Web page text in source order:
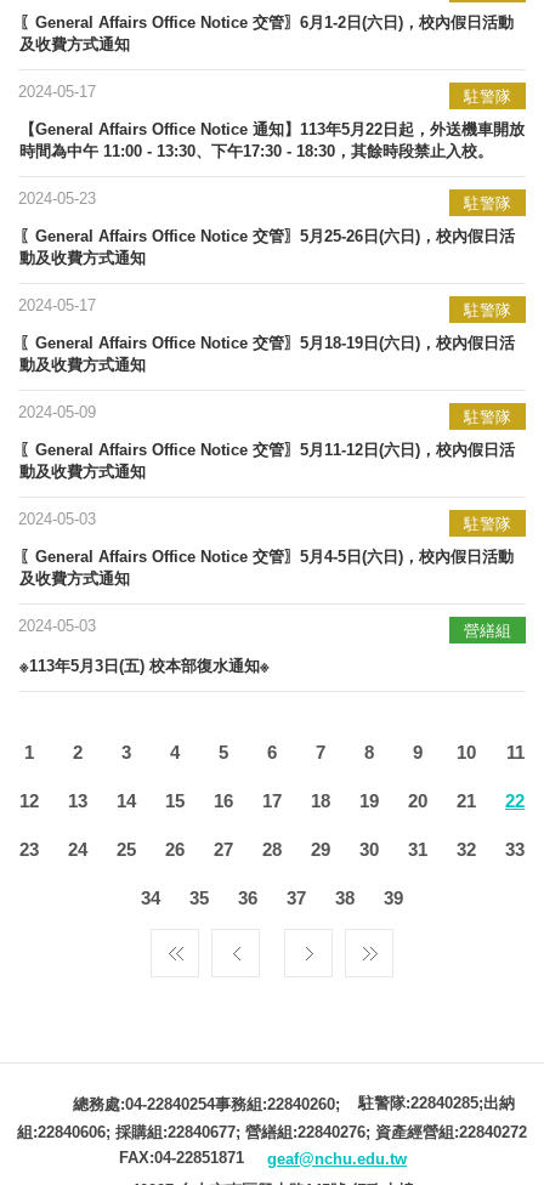
〖General Affairs Office Notice 交管〗6月1-2日(六日)，校內假日活動
及收費方式通知
駐警隊
2024-05-17
【General Affairs Office Notice 通知】113年5月22日起，外送機車開放
時間為中午 11:00 - 13:30、下午17:30 - 18:30，其餘時段禁止入校。
駐警隊
2024-05-23
〖General Affairs Office Notice 交管〗5月25-26日(六日)，校內假日活
動及收費方式通知
駐警隊
2024-05-17
〖General Affairs Office Notice 交管〗5月18-19日(六日)，校內假日活
動及收費方式通知
駐警隊
2024-05-09
〖General Affairs Office Notice 交管〗5月11-12日(六日)，校內假日活
動及收費方式通知
駐警隊
2024-05-03
〖General Affairs Office Notice 交管〗5月4-5日(六日)，校內假日活動
及收費方式通知
營繕組
2024-05-03
※113年5月3日(五) 校本部復水通知※
1 2 3 4 5 6 7 8 9 10 11
12 13 14 15 16 17 18 19 20 21 22
23 24 25 26 27 28 29 30 31 32 33
34 35 36 37 38 39
總務處:04-22840254事務組:22840260;
駐警隊:22840285;出納
組:22840606; 採購組:22840677; 營繕組:22840276; 資產經營組:22840272
FAX:04-22851871
geaf@nchu.edu.tw